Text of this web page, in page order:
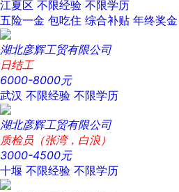
江夏区 不限经验 不限学历
五险一金 包吃住 综合补贴 年终奖金
湖北彦辉工贸有限公司
日结工
6000-8000元
武汉 不限经验 不限学历
湖北彦辉工贸有限公司
质检员（张湾，白浪）
3000-4500元
十堰 不限经验 不限学历